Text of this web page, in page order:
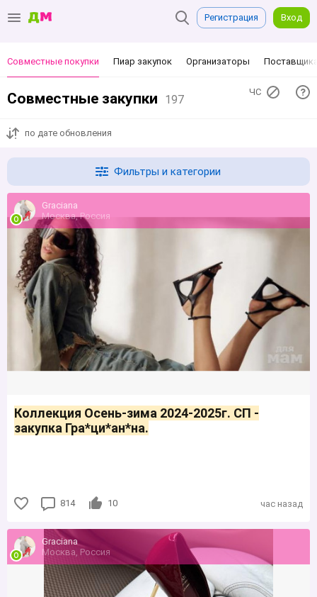
Регистрация Вход
Совместные покупки Пиар закупок Организаторы
ЧС
Совместные закупки 197
по дате обновления
Фильтры и категории
Grаciаnа
Москва, Россия
Коллекция Осень-зима 2024-2025г. СП -
закупка Гра*ци*ан*на.
814 10 час назад
Grаciаnа
Москва, Россия